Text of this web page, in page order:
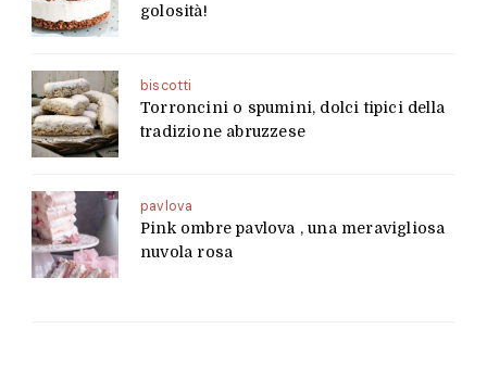
golosità!
biscotti
Torroncini o spumini, dolci tipici della
tradizione abruzzese
pavlova
Pink ombre pavlova , una meravigliosa
nuvola rosa